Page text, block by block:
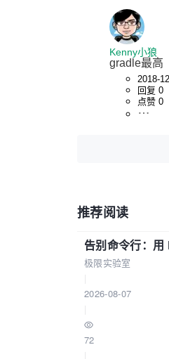
Kenny小狼
gradle最高
2018-
回复 0
点赞 0
推荐阅读
告别命令行：
极限实验室
2026-08-07
72